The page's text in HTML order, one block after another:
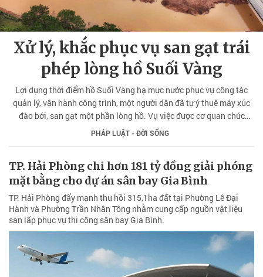
Xử lý, khắc phục vụ san gạt trái
phép lòng hồ Suối Vàng
Lợi dụng thời điểm hồ Suối Vàng hạ mực nước phục vụ công tác
quản lý, vận hành công trình, một người dân đã tự ý thuê máy xúc
đào bới, san gạt một phần lòng hồ. Vụ việc được cơ quan chức
năng phát hiện, yêu cầu chấm dứt hành vi vi phạm và buộc khôi
phục lại nguyên trạng.
PHÁP LUẬT - ĐỜI SỐNG
TP. Hải Phòng chi hơn 181 tỷ đồng giải phóng
mặt bằng cho dự án sân bay Gia Bình
TP. Hải Phòng đẩy mạnh thu hồi 315,1ha đất tại Phường Lê Đại
Hành và Phường Trần Nhân Tông nhằm cung cấp nguồn vật liệu
san lấp phục vụ thi công sân bay Gia Bình.